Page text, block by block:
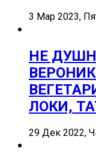
3 Мар 2023,
НЕ
ЛОКИ,
29 Дек 2022,